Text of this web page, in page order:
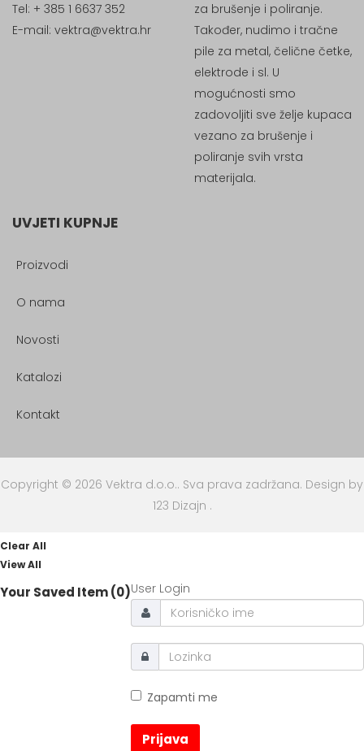
Tel: + 385 1 6637 352
E-mail: vektra@vektra.hr
za brušenje i poliranje.
Također, nudimo i tračne
pile za metal, čelične četke,
elektrode i sl. U
mogućnosti smo
zadovoljiti sve želje kupaca
vezano za brušenje i
poliranje svih vrsta
materijala.
UVJETI KUPNJE
Proizvodi
O nama
Novosti
Katalozi
Kontakt
Copyright © 2026 Vektra d.o.o.. Sva prava zadržana. Design by
123 Dizajn .
Clear All
View All
Your Saved Item (0)User Login
Zapamti me